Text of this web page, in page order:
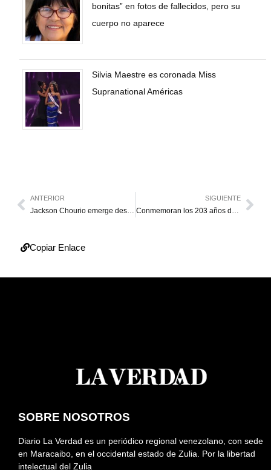
bonitas” en fotos de fallecidos, pero su
cuerpo no aparece
Silvia Maestre es coronada Miss
Supranational Américas
ANTERIOR
Jackson Chourio emerge desde el banco y duplica en victoria de Milwaukee
SIGUIENTE
Conmemoran los 203 años de la Batalla de Carabobo
Copiar Enlace
SOBRE NOSOTROS
Diario La Verdad es un periódico regional venezolano, con sede
en Maracaibo, en el occidental estado de Zulia. Por la libertad
intelectual del Zulia